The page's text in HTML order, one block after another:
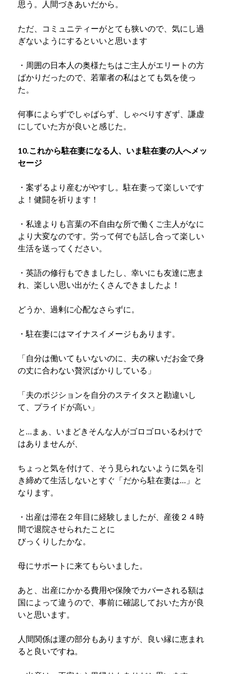
思う。人間づきあいだから。
ただ、コミュニティーがとても狭いので、気にし過
ぎないようにするといいと思います
・周囲の日本人の奥様たちはご主人がエリートの方
ばかりだったので、若輩者の私はとても気を使っ
た。
何事によらずでしゃばらず、しゃべりすぎず、謙虚
にしていた方が良いと感じた。
10.これから駐在妻になる人、いま駐在妻の人へメッ
セージ
・案ずるより産むがやすし。駐在妻って楽しいです
よ！健闘を祈ります！
・私達よりも言葉の不自由な所で働くご主人がなに
より大変なのです。労って何でも話し合って楽しい
生活を送ってください。
・英語の修行もできましたし、幸いにも友達に恵ま
れ、楽しい思い出がたくさんできましたよ！
どうか、過剰に心配なさらずに。
・駐在妻にはマイナスイメージもあります。
「自分は働いてもいないのに、夫の稼いだお金で身
の丈に合わない贅沢ばかりしている」
「夫のポジションを自分のステイタスと勘違いし
て、プライドが高い」
と…まぁ、いまどきそんな人がゴロゴロいるわけで
はありませんが、
ちょっと気を付けて、そう見られないように気を引
き締めて生活しないとすぐ「だから駐在妻は…」と
なります。
・出産は滞在２年目に経験しましたが、産後２４時
間で退院させられたことに
びっくりしたかな。
母にサポートに来てもらいました。
あと、出産にかかる費用や保険でカバーされる額は
国によって違うので、事前に確認しておいた方が良
いと思います。
人間関係は運の部分もありますが、良い縁に恵まれ
ると良いですね。